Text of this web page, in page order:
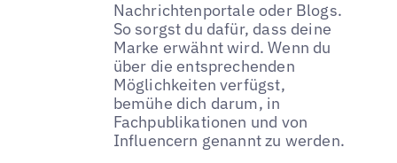
Nachrichtenportale oder Blogs.
So sorgst du dafür, dass deine
Marke erwähnt wird. Wenn du
über die entsprechenden
Möglichkeiten verfügst,
bemühe dich darum, in
Fachpublikationen und von
Influencern genannt zu werden.